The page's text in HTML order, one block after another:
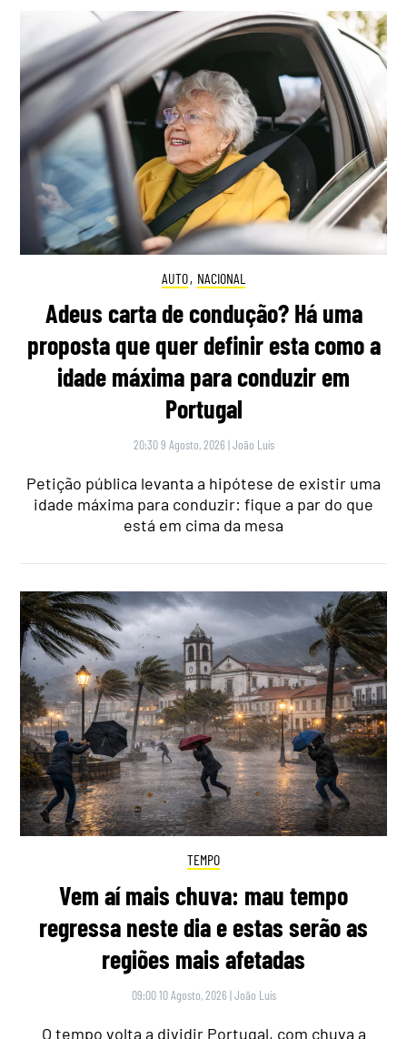
AUTO, NACIONAL
Adeus carta de condução? Há uma
proposta que quer definir esta como a
idade máxima para conduzir em
Portugal
20:30 9 Agosto, 2026 |João Luís
Petição pública levanta a hipótese de existir uma
idade máxima para conduzir: fique a par do que
está em cima da mesa
TEMPO
Vem aí mais chuva: mau tempo
regressa neste dia e estas serão as
regiões mais afetadas
09:00 10 Agosto, 2026 |João Luís
O tempo volta a dividir Portugal, com chuva a